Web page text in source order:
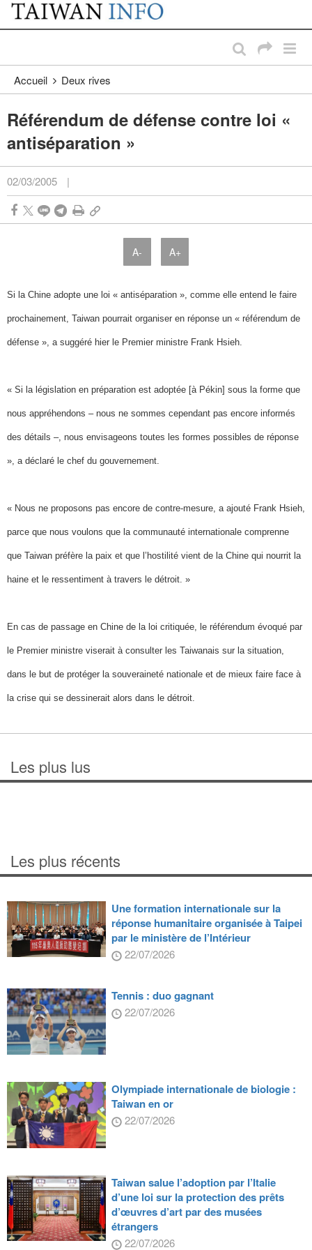
Passer au contenu principal
:::
Accueil Deux rives
Référendum de défense contre loi «
antiséparation »
02/03/2005 |
A- A+
Si la Chine adopte une loi « antiséparation », comme elle entend le faire
prochainement, Taiwan pourrait organiser en réponse un « référendum de
défense », a suggéré hier le Premier ministre Frank Hsieh.
« Si la législation en préparation est adoptée [à Pékin] sous la forme que
nous appréhendons – nous ne sommes cependant pas encore informés
des détails –, nous envisageons toutes les formes possibles de réponse
», a déclaré le chef du gouvernement.
« Nous ne proposons pas encore de contre-mesure, a ajouté Frank Hsieh,
parce que nous voulons que la communauté internationale comprenne
que Taiwan préfère la paix et que l’hostilité vient de la Chine qui nourrit la
haine et le ressentiment à travers le détroit. »
En cas de passage en Chine de la loi critiquée, le référendum évoqué par
le Premier ministre viserait à consulter les Taiwanais sur la situation,
dans le but de protéger la souveraineté nationale et de mieux faire face à
la crise qui se dessinerait alors dans le détroit.
Les plus lus
Les plus récents
Une formation internationale sur la
réponse humanitaire organisée à Taipei
par le ministère de l’Intérieur
22/07/2026
Tennis : duo gagnant
22/07/2026
Olympiade internationale de biologie :
Taiwan en or
22/07/2026
Taiwan salue l’adoption par l’Italie
d’une loi sur la protection des prêts
d’œuvres d’art par des musées
étrangers
22/07/2026